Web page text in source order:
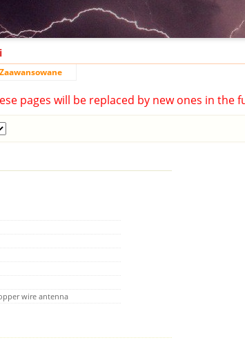
Zaawansowane
pages will be replaced by new ones in the
wire antenna